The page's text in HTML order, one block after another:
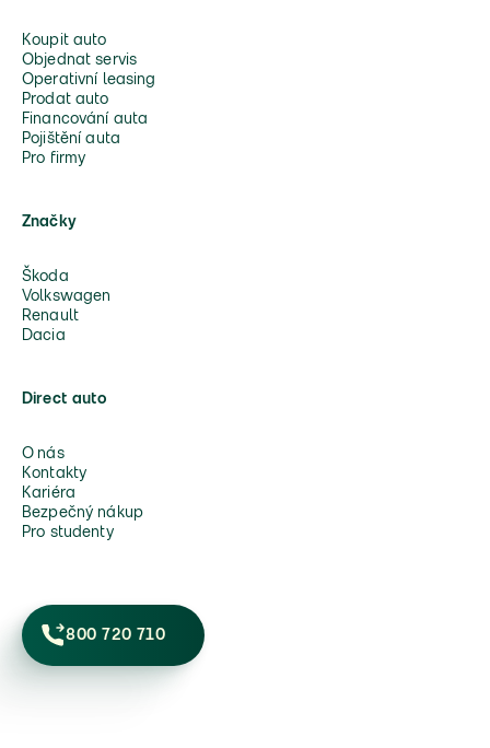
Koupit auto
Objednat servis
Operativní leasing
Prodat auto
Financování auta
Pojištění auta
Pro firmy
Značky
Škoda
Volkswagen
Renault
Dacia
Direct auto
O nás
Kontakty
Kariéra
Bezpečný nákup
Pro studenty
800 720 710